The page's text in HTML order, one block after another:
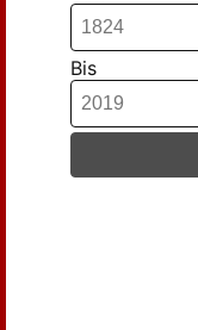
Hucke ,
Istel,
Jenny,
Bis